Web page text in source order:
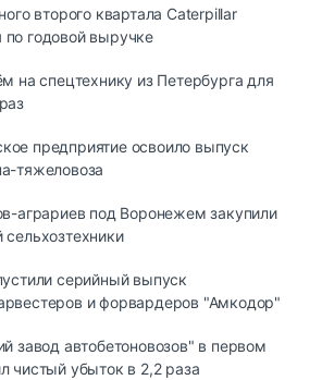
второго квартала Caterpillar
годовой выручке
на спецтехнику из Петербурга для
предприятие освоило выпуск
тяжеловоза
аграриев под Воронежем закупили
серийный выпуск
и форвардеров "Амкодор"
завод автобетоновозов" в первом
чистый убыток в 2,2 раза